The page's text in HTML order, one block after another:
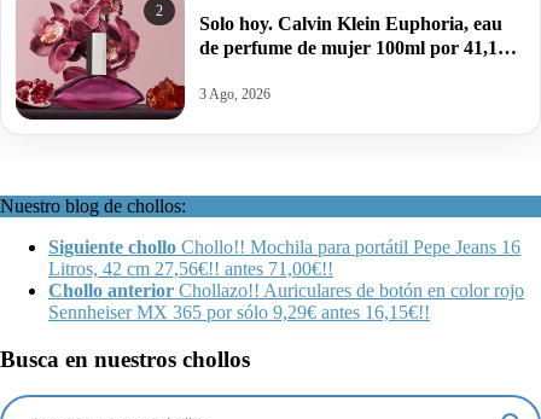
2
Solo hoy. Calvin Klein Euphoria, eau
de perfume de mujer 100ml por 41,12€
3 Ago, 2026
Nuestro blog de chollos:
Siguiente chollo Chollo!! Mochila para portátil Pepe Jeans 16
Litros, 42 cm 27,56€!! antes 71,00€!!
Chollo anterior Chollazo!! Auriculares de botón en color rojo
Sennheiser MX 365 por sólo 9,29€ antes 16,15€!!
Busca en nuestros chollos